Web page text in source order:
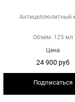
Антицеллюлитный
Объем: 125 мл
Цена
24 900 руб
Подписаться